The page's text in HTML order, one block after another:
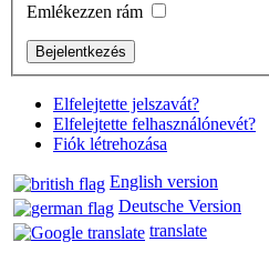
Emlékezzen rám
Elfelejtette jelszavát?
Elfelejtette felhasználónevét?
Fiók létrehozása
English version
Deutsche Version
translate